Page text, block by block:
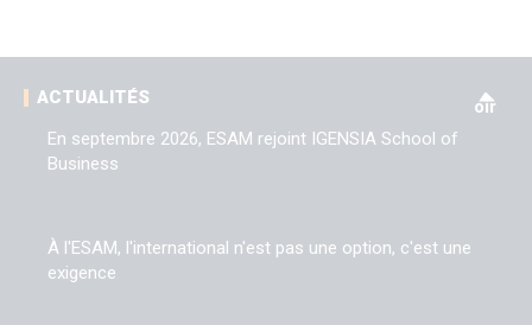
ACTUALITÉS
oir
En septembre 2026, ESAM rejoint IGENSIA School of
Business
À l'ESAM, l'international n'est pas une option, c'est une
exigence